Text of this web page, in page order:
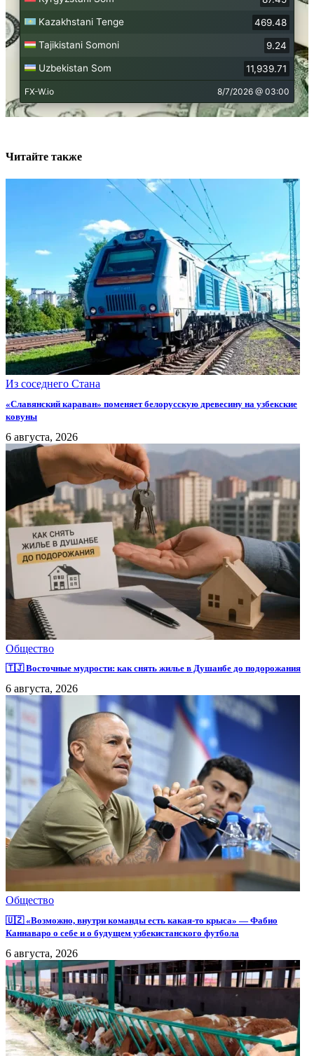
Читайте также
Из соседнего Стана
«Славянский караван» поменяет белорусскую древесину на узбекские
ковуны
6 августа, 2026
Общество
🇹🇯 Восточные мудрости: как снять жилье в Душанбе до подорожания
6 августа, 2026
Общество
🇺🇿 «Возможно, внутри команды есть какая-то крыса» — Фабио
Каннаваро о себе и о будущем узбекистанского футбола
6 августа, 2026